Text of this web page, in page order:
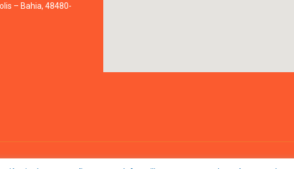
– Bahia, 48480-